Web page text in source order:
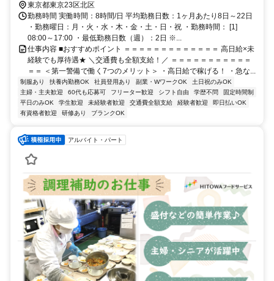
荒川線 梶原出入口1(東)徒歩約7分 直行直帰OK＊交通費全額支給＊
東京都東京23区北区
勤務時間 実働時間：8時間/日 平均勤務日数：1ヶ月あたり8日～22日
・勤務曜日：月・火・水・木・金・土・日・祝 ・勤務時間： [1]
08:00～17:00 ・最低勤務日数（週）：2日 ※...
仕事内容 ■おすすめポイント ＝＝＝＝＝＝＝＝＝＝＝＝＝ 高日給×未
経験でも厚待遇★ ＼交通費も全額支給！／ ＝＝＝＝＝＝＝＝＝＝＝
＝＝ ＜第一警備で働く7つのメリット＞ ・高日給で稼げる！ ・急な...
制服あり 扶養内勤務OK 社員登用あり 副業・WワークOK
土日祝のみOK
主婦・主夫歓迎
60代も応募可 フリーター歓迎 シフト自由 学歴不問
固定時間制
平日のみOK
学生歓迎 未経験者歓迎 交通費全額支給 経験者歓迎
即日払いOK
有資格者歓迎
研修あり ブランクOK
アルバイト・パート